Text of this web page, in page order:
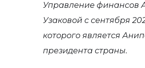
Управление финансов
Узаковой с сентября
которого является
президента страны.